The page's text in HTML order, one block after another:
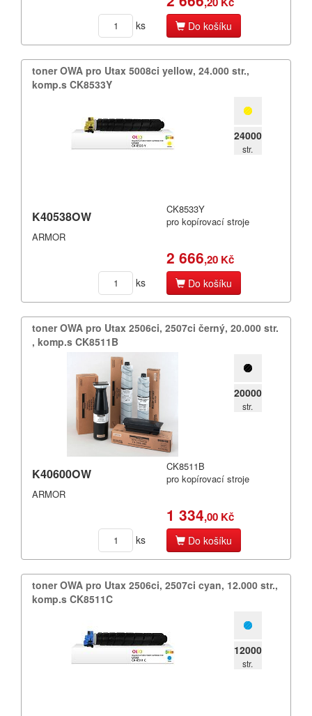
ks Do košíku
toner OWA pro Utax 5008ci yellow,​ 24.​000 str.​,​
komp.​s CK8533Y
24000
str.
K40538OW
ARMOR
CK8533Y
pro kopírovací stroje
2 666,20 Kč
ks Do košíku
toner OWA pro Utax 2506ci,​ 2507ci černý,​ 20.​000 str.​
,​ komp.​s CK8511B
20000
str.
K40600OW
ARMOR
CK8511B
pro kopírovací stroje
1 334,00 Kč
ks Do košíku
toner OWA pro Utax 2506ci,​ 2507ci cyan,​ 12.​000 str.​,​
komp.​s CK8511C
12000
str.